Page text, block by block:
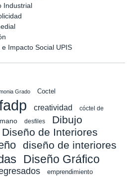
Industrial
Impacto Social UPIS
Grado Coctel
creatividad
cóctel de
desfiles
Dibujo
de Interiores
diseño de interiores
Diseño Gráfico
emprendimiento